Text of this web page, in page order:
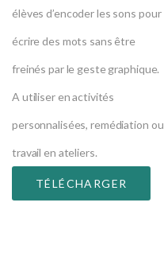
élèves d’encoder les sons pour
écrire des mots sans être
freinés par le geste graphique.
A utiliser en activités
personnalisées, remédiation ou
travail en ateliers.
TÉLÉCHARGER